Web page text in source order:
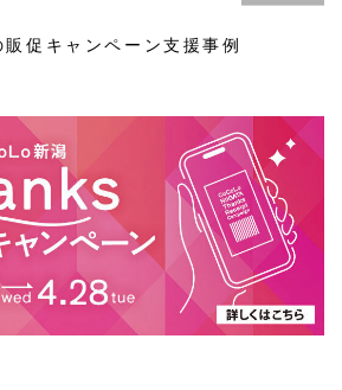
促キャンペーン支援事例